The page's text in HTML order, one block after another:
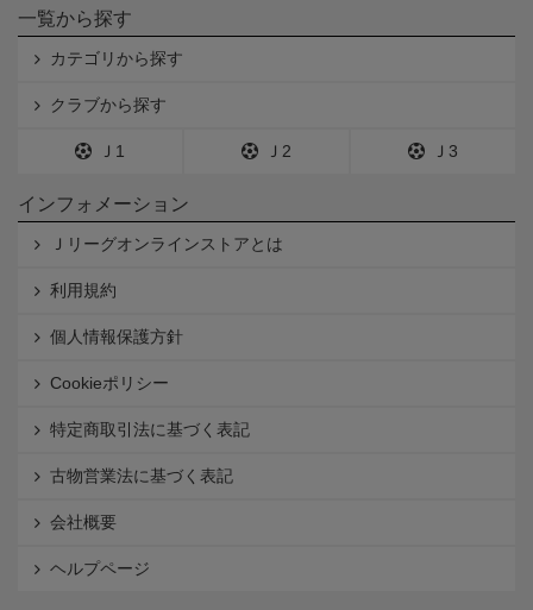
一覧から探す
カテゴリから探す
クラブから探す
Ｊ1 Ｊ2 Ｊ3
インフォメーション
Ｊリーグオンラインストアとは
利用規約
個人情報保護方針
Cookieポリシー
特定商取引法に基づく表記
古物営業法に基づく表記
会社概要
ヘルプページ